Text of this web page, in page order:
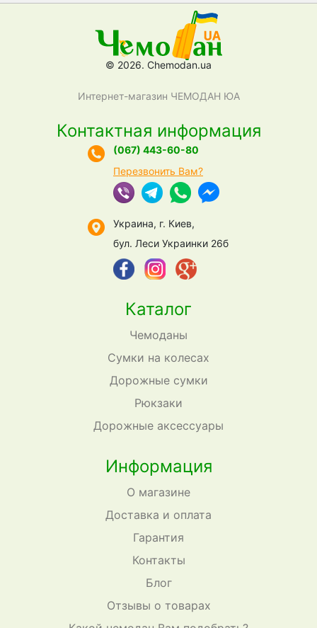
© 2026. Chemodan.ua
Интернет-магазин ЧЕМОДАН ЮА
Каталог
Чемоданы
Сумки на колесах
Дорожные сумки
Рюкзаки
Дорожные аксессуары
Информация
О магазине
Доставка и оплата
Гарантия
Контакты
Блог
Отзывы о товарах
Контактная информация
(067) 443-60-80
Перезвонить Вам?
Украина, г. Киев,
бул. Леси Украинки 26б